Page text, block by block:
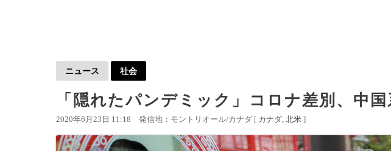
ニュース 社会
「隠れたパンデミック」コロナ差別、中
2020年6月23日 11:18 発信地：モントリオール/カナダ [ カナダ 北米 ]